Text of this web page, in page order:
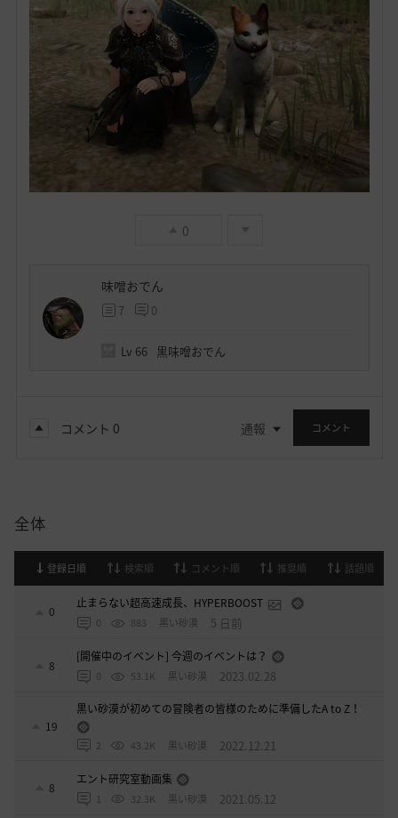
0
味噌おでん
7 0
Lv 66 黒味噌おでん
コメント 0 通報 コメント
全体
登録日順 検索順 コメント順 推奨順 話題順
0
止まらない超高速成長、HYPERBOOST
0 883 黒い砂漠 5 日前
8
[開催中のイベント] 今週のイベントは？
0 53.1K 黒い砂漠 2023.02.28
19
黒い砂漠が初めての冒険者の皆様のために準備したA to Z！
2 43.2K 黒い砂漠 2022.12.21
8
エント研究室動画集
1 32.3K 黒い砂漠 2021.05.12